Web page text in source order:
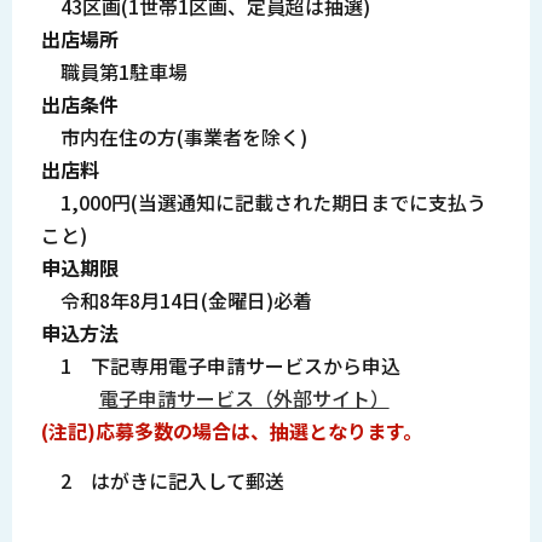
43区画(1世帯1区画、定員超は抽選)
出店場所
職員第1駐車場
出店条件
市内在住の方(事業者を除く)
出店料
1,000円(当選通知に記載された期日までに支払う
こと)
申込期限
令和8年8月14日(金曜日)必着
申込方法
1 下記専用電子申請サービスから申込
電子申請サービス（外部サイト）
(注記)応募多数の場合は、抽選となります。
2 はがきに記入して郵送